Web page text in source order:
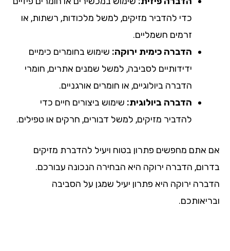
כדי להדביר מזיקים, למשל מלכודות, רשתות, או
זרמים חשמליים.
הדברה כימית ירוקה: שימוש בחומרים כימיים
ידידותיים לסביבה, למשל שמנים אתרים, חומרי
הדברה ביולוגיים, או חומרים אורגניים.
הדברה ביולוגית: שימוש ביצורים חיים כדי
להדביר מזיקים, למשל דבורים, חרקים או טפילים.
אם אתם מחפשים פתרון בטוח ויעיל להדברת מזיקים
בדרום, הדברה ירוקה היא הבחירה הנכונה עבורכם.
הדברה ירוקה היא פתרון יעיל שמגן על הסביבה
ובריאותכם.